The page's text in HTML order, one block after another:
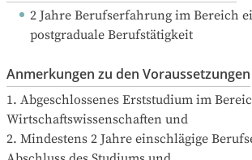
2 Jahre Berufserfahrung im Bereich
postgraduale Berufstätigkeit
Anmerkungen zu den Voraussetzungen
1. Abgeschlossenes Erststudium im
Wirtschaftswissenschaften und
2. Mindestens 2 Jahre einschlägige